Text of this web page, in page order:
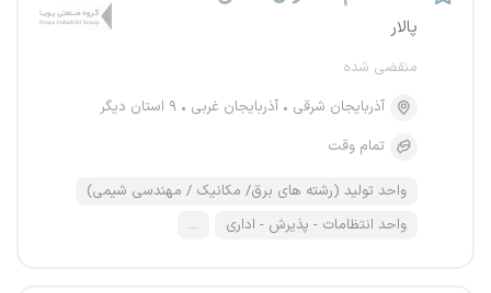
پالار
منقضی شده
آذربایجان شرقی
آذربایجان غربی
۹ استان دیگر
تمام وقت
واحد تولید (رشته های برق/ مکانیک / مهندسی شیمی)
واحد انتظامات - پذیرش - اداری
...